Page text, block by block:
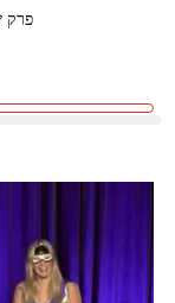
פרק